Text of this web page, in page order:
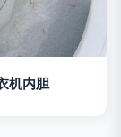
机内胆